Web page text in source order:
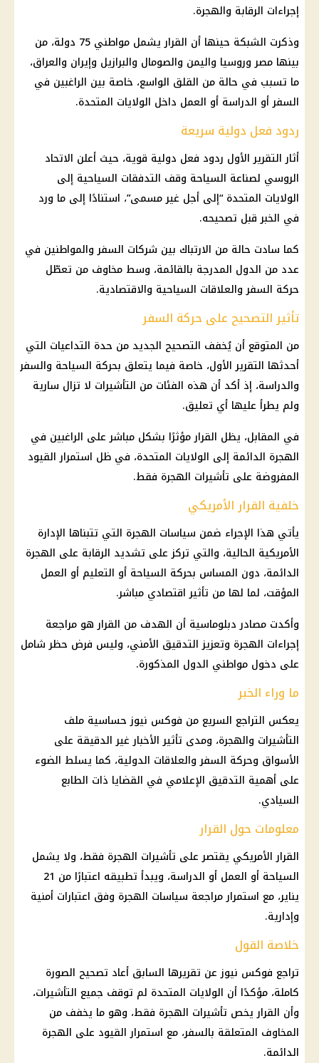
إجراءات الرقابة والهجرة.
وذكرت الشبكة حينها أن القرار يشمل مواطني 75 دولة، من
بينها مصر وروسيا واليمن والصومال والبرازيل وإيران والعراق،
ما تسبب في حالة من القلق الواسع، خاصة بين الراغبين في
السفر أو الدراسة أو العمل داخل الولايات المتحدة.
ردود فعل دولية سريعة
أثار التقرير الأول ردود فعل دولية قوية، حيث أعلن الاتحاد
الروسي لصناعة السياحة وقف التدفقات السياحية إلى
الولايات المتحدة “إلى أجل غير مسمى”، استنادًا إلى ما ورد
في الخبر قبل تصحيحه.
كما سادت حالة من الارتباك بين شركات السفر والمواطنين في
عدد من الدول المدرجة بالقائمة، وسط مخاوف من تعطّل
حركة السفر والعلاقات السياحية والاقتصادية.
تأثير التصحيح على حركة السفر
من المتوقع أن يُخفف التصحيح الجديد من حدة التداعيات التي
أحدثها التقرير الأول، خاصة فيما يتعلق بحركة السياحة والسفر
والدراسة، إذ أكد أن هذه الفئات من التأشيرات لا تزال سارية
ولم يطرأ عليها أي تعليق.
في المقابل، يظل القرار مؤثرًا بشكل مباشر على الراغبين في
الهجرة الدائمة إلى الولايات المتحدة، في ظل استمرار القيود
المفروضة على تأشيرات الهجرة فقط.
خلفية القرار الأمريكي
يأتي هذا الإجراء ضمن سياسات الهجرة التي تتبناها الإدارة
الأمريكية الحالية، والتي تركز على تشديد الرقابة على الهجرة
الدائمة، دون المساس بحركة السياحة أو التعليم أو العمل
المؤقت، لما لها من تأثير اقتصادي مباشر.
وأكدت مصادر دبلوماسية أن الهدف من القرارهو مراجعة
إجراءات الهجرة وتعزيز التدقيق الأمني، وليس فرض حظر شامل
على دخول مواطني الدول المذكورة.
ما وراء الخبر
يعكس التراجع السريع من فوكس نيوز حساسية ملف
التأشيرات والهجرة، ومدى تأثيرالأخبارغير الدقيقة على
الأسواق وحركة السفر والعلاقات الدولية، كما يسلط الضوء
على أهمية التدقيق الإعلامي في القضايا ذات الطابع
السيادي.
معلومات حول القرار
القرارالأمريكي يقتصر على تأشيرات الهجرة فقط، ولا يشمل
السياحة أو العمل أو الدراسة، ويبدأ تطبيقه اعتبارًا من 21
يناير، مع استمرار مراجعة سياسات الهجرة وفق اعتبارات أمنية
وإدارية.
خلاصة القول
تراجع فوكس نيوز عن تقريرها السابق أعاد تصحيح الصورة
كاملة، مؤكدًا أن الولايات المتحدة لم توقف جميع التأشيرات،
وأن القراريخص تأشيرات الهجرة فقط، وهو ما يخفف من
المخاوف المتعلقة بالسفر، مع استمرار القيود على الهجرة
الدائمة.